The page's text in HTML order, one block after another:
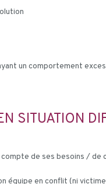
un comportement
SITUATION
de ses besoins / de
équipe en conflit (ni